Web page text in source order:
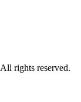
rights reserved.